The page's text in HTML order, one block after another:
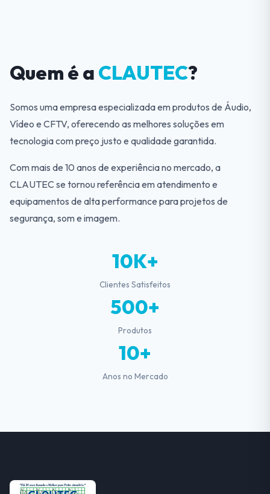
Quem é a CLAUTEC?
Somos uma empresa especializada em produtos de Áudio,
Vídeo e CFTV, oferecendo as melhores soluções em
tecnologia com preço justo e qualidade garantida.
Com mais de 10 anos de experiência no mercado, a
CLAUTEC se tornou referência em atendimento e
equipamentos de alta performance para projetos de
segurança, som e imagem.
10K+
Clientes Satisfeitos
500+
Produtos
10+
Anos no Mercado